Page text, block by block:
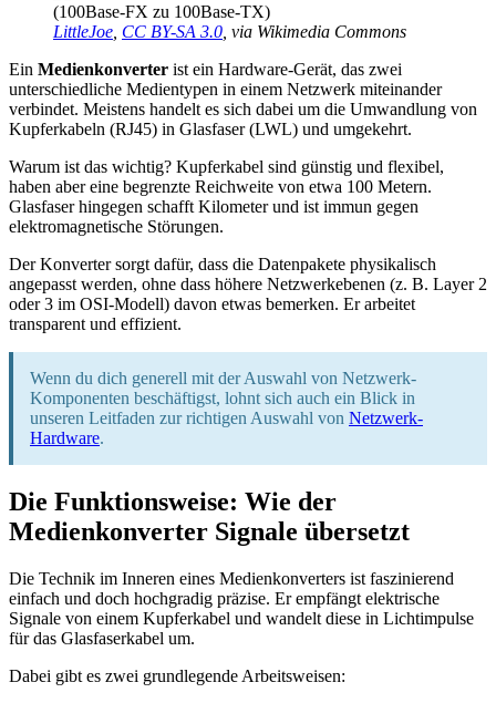
LittleJoe CC BY-SA 3.0 , via Wikimedia Commons
Ein Medienkonverter ist ein Hardware-Gerät, das zwei
unterschiedliche Medientypen in einem Netzwerk miteinander
verbindet. Meistens handelt es sich dabei um die Umwandlung von
Kupferkabeln (RJ45) in Glasfaser (LWL) und umgekehrt.
Warum ist das wichtig? Kupferkabel sind günstig und flexibel,
haben aber eine begrenzte Reichweite von etwa 100 Metern.
Glasfaser hingegen schafft Kilometer und ist immun gegen
elektromagnetische Störungen.
Der Konverter sorgt dafür, dass die Datenpakete physikalisch
angepasst werden, ohne dass höhere Netzwerkebenen (z. B. Layer 2
oder 3 im OSI-Modell) davon etwas bemerken. Er arbeitet
transparent und effizient.
Wenn du dich generell mit der Auswahl von Netzwerk-
Komponenten beschäftigst, lohnt sich auch ein Blick in
unseren Leitfaden zur richtigen Auswahl von Netzwerk-
Hardware.
Die Funktionsweise: Wie der
Medienkonverter Signale übersetzt
Die Technik im Inneren eines Medienkonverters ist faszinierend
einfach und doch hochgradig präzise. Er empfängt elektrische
Signale von einem Kupferkabel und wandelt diese in Lichtimpulse
für das Glasfaserkabel um.
Dabei gibt es zwei grundlegende Arbeitsweisen: